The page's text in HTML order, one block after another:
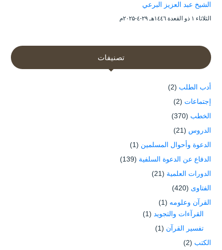
الشيخ عبد العزيز البرعي
الثلاثاء ۱ ذو القعدة ۱٤٤٦هـ ۲۹-٤-۲۰۲۵م
تصنيفات
أدب الطلب (2)
إجتماعات (2)
الخطب (370)
الدروس (21)
الدعوة وأحوال المسلمين (1)
الدفاع عن الدعوة السلفية (139)
الدورات العلمية (21)
الفتاوى (420)
القرآن وعلومه (1)
القرآءات والتجويد (1)
تفسير القرآن (1)
الكتب (2)